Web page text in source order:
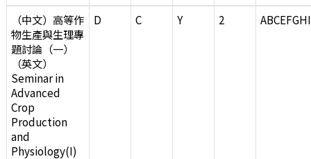
（中文）高等作
物生產與生理專
題討論（一）
（英文）
Seminar in
Advanced
Crop
Production
and
Physiology(I)
D C Y 2 ABCEFGHI